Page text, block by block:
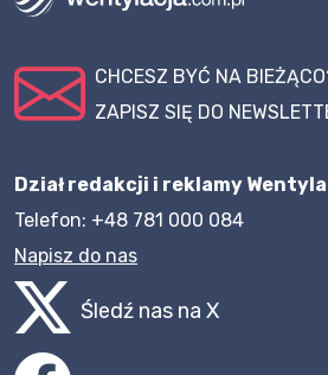
CHCESZ BYĆ NA
ZAPISZ SIĘ DO
Dział redakcji i reklamy
Telefon: +48 781 000 084
Napisz do nas
Śledź nas na X